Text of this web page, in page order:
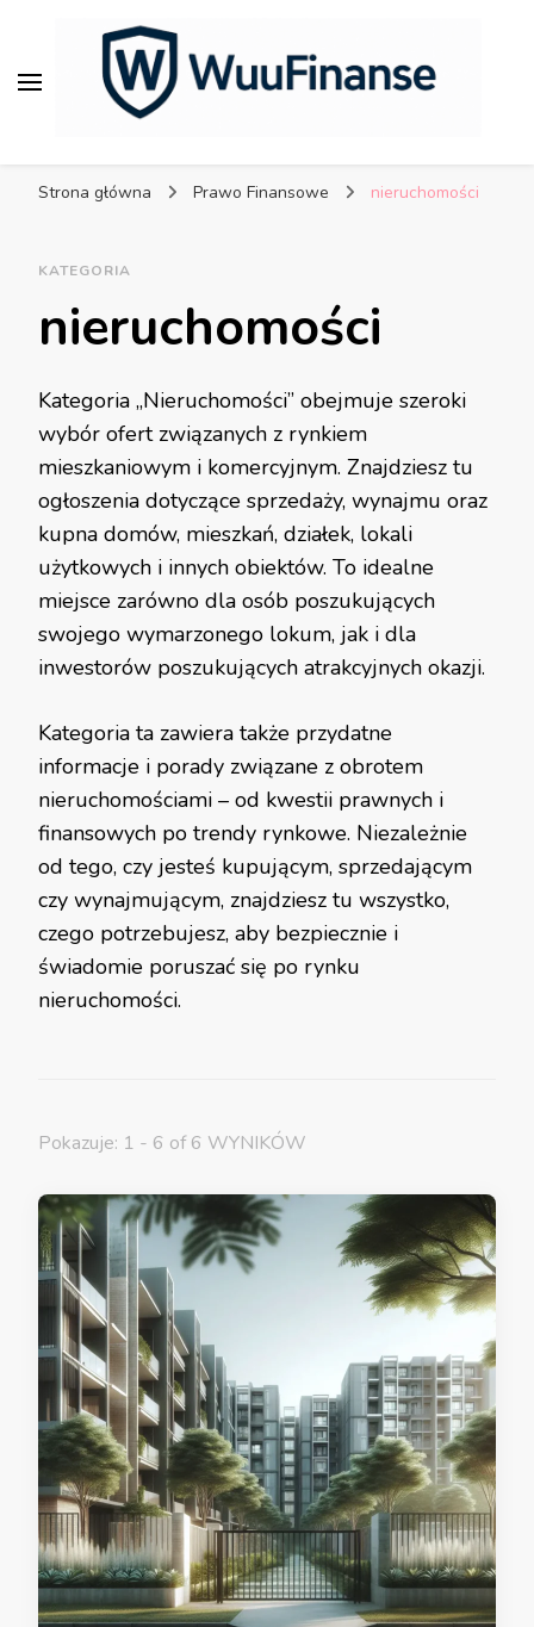
porady dla bezpiecznych
Strona główna Prawo Finansowe nieruchomości
KATEGORIA
nieruchomości
Kategoria „Nieruchomości” obejmuje szeroki
wybór ofert związanych z rynkiem
mieszkaniowym i komercyjnym. Znajdziesz tu
ogłoszenia dotyczące sprzedaży, wynajmu oraz
kupna domów, mieszkań, działek, lokali
użytkowych i innych obiektów. To idealne
miejsce zarówno dla osób poszukujących
swojego wymarzonego lokum, jak i dla
inwestorów poszukujących atrakcyjnych okazji.
Kategoria ta zawiera także przydatne
informacje i porady związane z obrotem
nieruchomościami – od kwestii prawnych i
finansowych po trendy rynkowe. Niezależnie
od tego, czy jesteś kupującym, sprzedającym
czy wynajmującym, znajdziesz tu wszystko,
czego potrzebujesz, aby bezpiecznie i
świadomie poruszać się po rynku
nieruchomości.
Pokazuje: 1 - 6 of 6 WYNIKÓW